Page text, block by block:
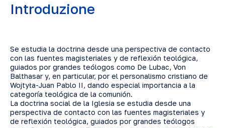
Introduzione
Se estudia la doctrina desde una perspectiva de contacto
con las fuentes magisteriales y de reflexión teológica,
guiados por grandes teólogos como De Lubac, Von
Balthasar y, en particular, por el personalismo cristiano de
Wojtyła-Juan Pablo II, dando especial importancia a la
categoría teológica de la comunión.
La doctrina social de la Iglesia se estudia desde una
perspectiva de contacto con las fuentes magisteriales y
de reflexión teológica, guiados por grandes teólogos